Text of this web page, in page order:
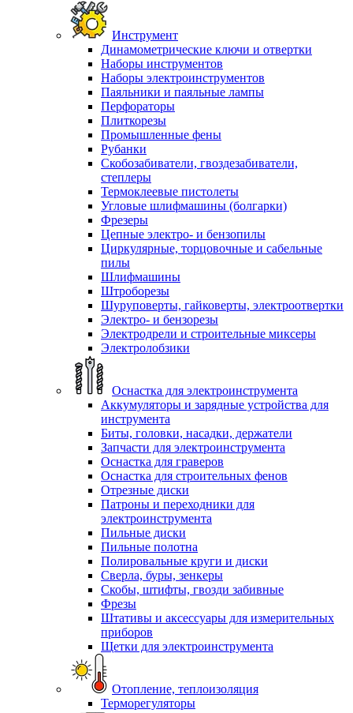
Инструмент
Динамометрические ключи и отвертки
Наборы инструментов
Наборы электроинструментов
Паяльники и паяльные лампы
Перфораторы
Плиткорезы
Промышленные фены
Рубанки
Скобозабиватели, гвоздезабиватели,
степлеры
Термоклеевые пистолеты
Угловые шлифмашины (болгарки)
Фрезеры
Цепные электро- и бензопилы
Циркулярные, торцовочные и сабельные
пилы
Шлифмашины
Штроборезы
Шуруповерты, гайковерты, электроотвертки
Электро- и бензорезы
Электродрели и строительные миксеры
Электролобзики
Оснастка для электроинструмента
Аккумуляторы и зарядные устройства для
инструмента
Биты, головки, насадки, держатели
Запчасти для электроинструмента
Оснастка для граверов
Оснастка для строительных фенов
Отрезные диски
Патроны и переходники для
электроинструмента
Пильные диски
Пильные полотна
Полировальные круги и диски
Сверла, буры, зенкеры
Скобы, штифты, гвозди забивные
Фрезы
Штативы и аксессуары для измерительных
приборов
Щетки для электроинструмента
Отопление, теплоизоляция
Терморегуляторы